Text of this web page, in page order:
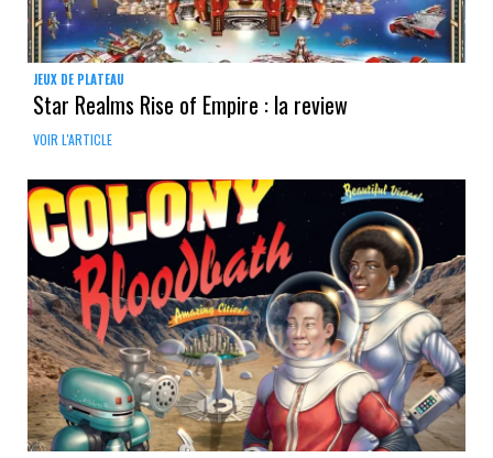
JEUX DE PLATEAU
Star Realms Rise of Empire : la review
VOIR L'ARTICLE